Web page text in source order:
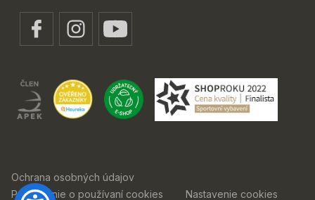
Ochrana osobných údajov
Prehlásenie o používaní cookies
Nastavenie cookies